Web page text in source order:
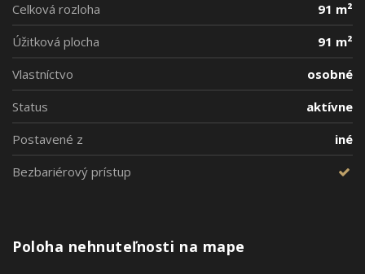
Celková rozloha
91 m²
Úžitková plocha
91 m²
Vlastníctvo
osobné
Status
aktívne
Postavené z
iné
Bezbariérový prístup
Poloha nehnuteľnosti na mape